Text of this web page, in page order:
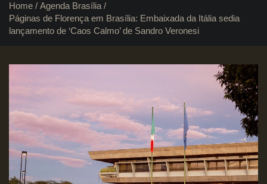
Home
Agenda Brasília
Páginas de Florença em Brasília: Embaixada da Itália sedia
lançamento de ‘Caos Calmo’ de Sandro Veronesi